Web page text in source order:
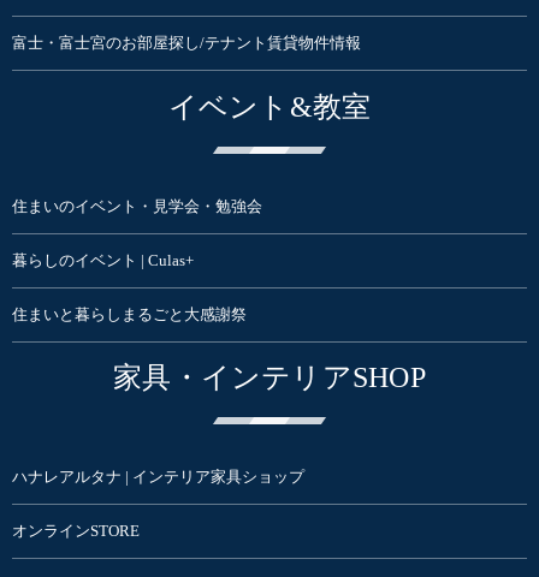
富士・富士宮のお部屋探し/テナント賃貸物件情報
イベント&教室
住まいのイベント・見学会・勉強会
暮らしのイベント | Culas+
住まいと暮らしまるごと大感謝祭
家具・インテリアSHOP
ハナレアルタナ | インテリア家具ショップ
オンラインSTORE